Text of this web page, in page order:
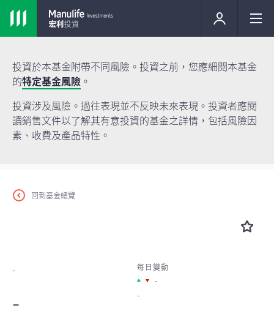
投資於本基金附帶不同風險。投資之前，您應細閱本基金
的特定基金風險 。
投資涉及風險。過往表現並不反映未來表現。投資者應閱
讀銷售文件以了解其有意投資的基金之詳情，包括風險因
素、收費及產品特性。
回到基金總覽
-
-
每日變動
-
-